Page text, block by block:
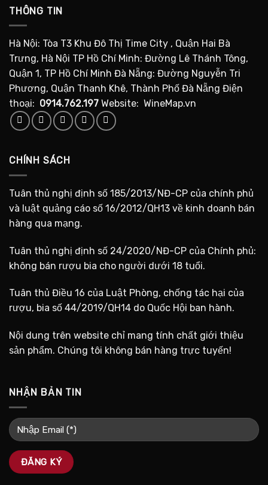
THÔNG TIN
Hà Nội: Tòa T3 Khu Đô Thị Time City , Quận Hai Bà
Trưng, Hà Nội TP Hồ Chí Minh: Đường Lê Thánh Tông,
Quận 1, TP Hồ Chí Minh Đà Nẵng: Đường Nguyễn Tri
Phương, Quận Thanh Khê, Thành Phố Đà Nẵng Điện
thoại: 0914.762.197 Website: WineMap.vn
CHÍNH SÁCH
Tuân thủ nghị định số 185/2013/NĐ-CP của chính phủ
và luật quảng cáo số 16/2012/QH13 về kinh doanh bán
hàng qua mạng.
Tuân thủ nghị định số 24/2020/NĐ-CP của Chính phủ:
không bán rượu bia cho người dưới 18 tuổi.
Tuân thủ Điều 16 của Luật Phòng, chống tác hại của
rượu, bia số 44/2019/QH14 do Quốc Hội ban hành.
Nội dung trên website chỉ mang tính chất giới thiệu
sản phẩm. Chúng tôi không bán hàng trực tuyến!
NHẬN BẢN TIN